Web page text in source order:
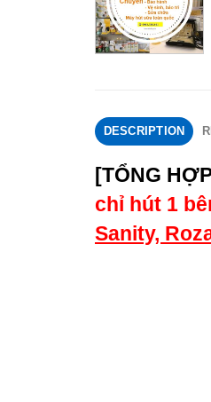
DESCRIPTION
[TỔNG
chỉ hút 1
Sanity,